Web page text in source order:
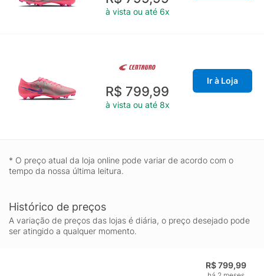
à vista ou até 6x
R$ 799,99
à vista ou até 8x
Ir à Loja
* O preço atual da loja online pode variar de acordo com o
tempo da nossa última leitura.
Histórico de preços
A variação de preços das lojas é diária, o preço desejado pode
ser atingido a qualquer momento.
R$ 799,99